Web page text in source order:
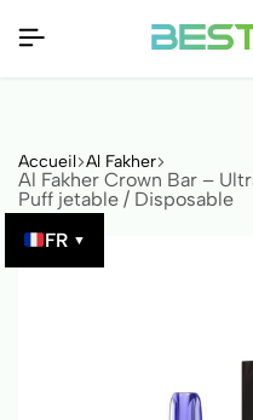
FR ▼
Accueil Al Fakher
Al Fakher Crown Bar –
Puff jetable / Disposable